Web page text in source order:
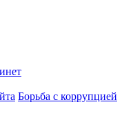
Борьба с коррупцией